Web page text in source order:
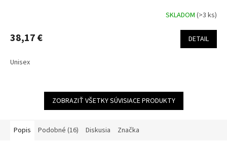
SKLADOM (>3 ks)
38,17 € DETAIL
Unisex
ZOBRAZIŤ VŠETKY SÚVISIACE PRODUKTY
Popis Podobné (16) Diskusia Značka